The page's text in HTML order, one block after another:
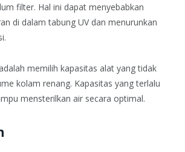
filter. Hal ini dapat menyebabkan
di dalam tabung UV dan menurunkan
memilih kapasitas alat yang tidak
kolam renang. Kapasitas yang terlalu
mensterilkan air secara optimal.